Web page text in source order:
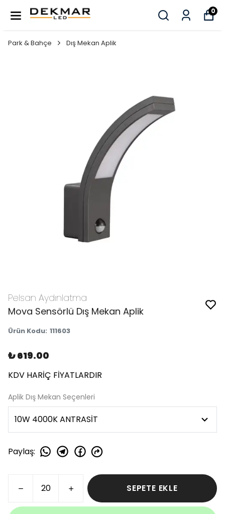
0
Park & Bahçe Dış Mekan Aplik
Pelsan Aydınlatma
Mova Sensörlü Dış Mekan Aplik
Ürün Kodu: 111603
₺ 619.00
KDV HARİÇ FİYATLARDIR
Aplik Dış Mekan Seçenleri
Paylaş:
SEPETE EKLE